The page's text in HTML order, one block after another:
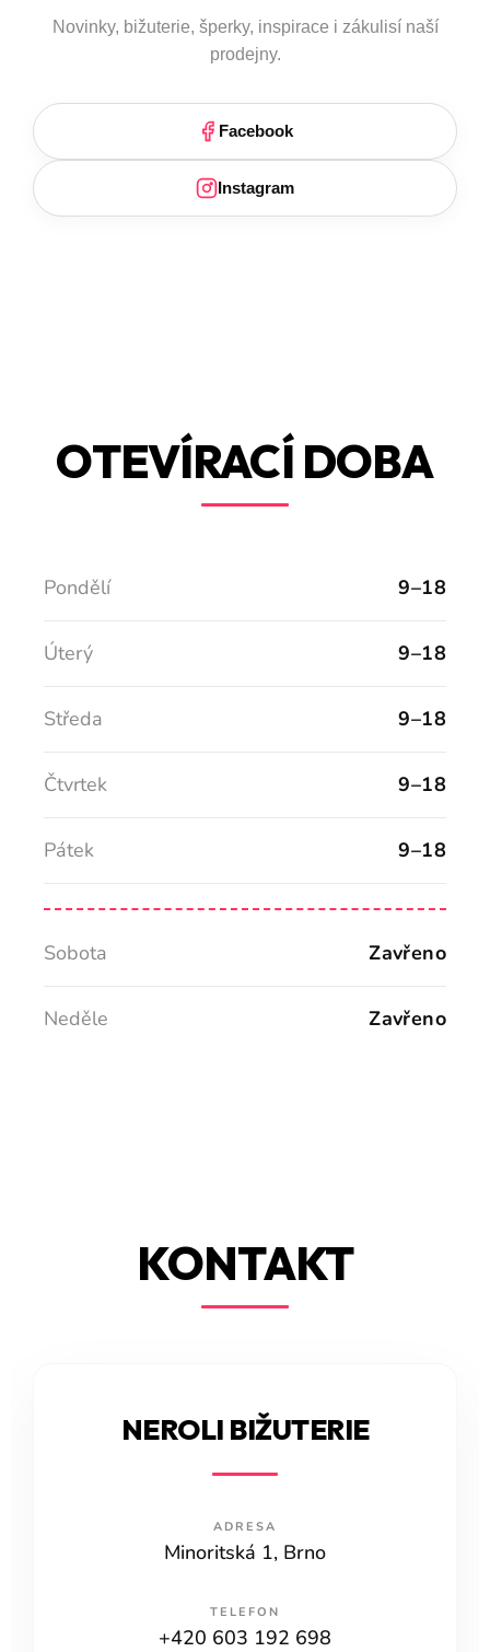
Novinky, bižuterie, šperky, inspirace i zákulisí naší
prodejny.
Facebook
Instagram
OTEVÍRACÍ DOBA
Pondělí 9–18
Úterý 9–18
Středa 9–18
Čtvrtek 9–18
Pátek 9–18
Sobota Zavřeno
Neděle Zavřeno
KONTAKT
NEROLI BIŽUTERIE
ADRESA
Minoritská 1, Brno
TELEFON
+420 603 192 698